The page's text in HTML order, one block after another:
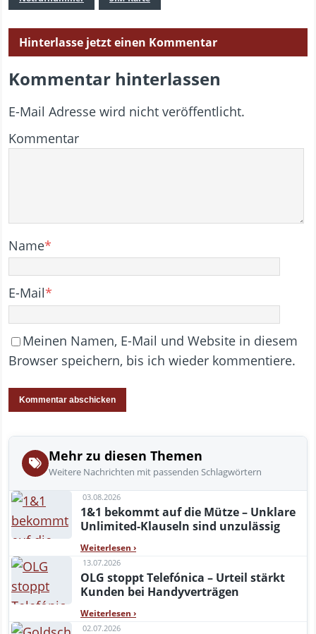
Hinterlasse jetzt einen Kommentar
Kommentar hinterlassen
E-Mail Adresse wird nicht veröffentlicht.
Kommentar
Name*
E-Mail*
Meinen Namen, E-Mail und Website in diesem
Browser speichern, bis ich wieder kommentiere.
Mehr zu diesen Themen
Weitere Nachrichten mit passenden Schlagwörtern
03.08.2026
1&1 bekommt auf die Mütze – Unklare
Unlimited-Klauseln sind unzulässig
Weiterlesen ›
13.07.2026
OLG stoppt Telefónica – Urteil stärkt
Kunden bei Handyverträgen
Weiterlesen ›
02.07.2026